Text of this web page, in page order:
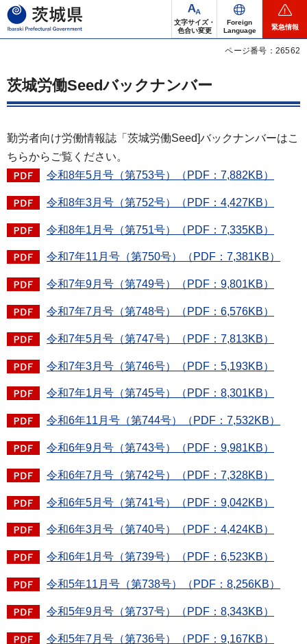
茨城県
文字サイズ・
色合い変更
Foreign
Language
緊急情報
ページ番号：26562
茨城労働Seedバックナンバー
勤労者向け労働情報誌「茨城労働Seed]バックナンバーはこ
ちらからご覧ください。
令和8年5月号（第753号）（PDF：7,882KB）
令和8年3月号（第752号）（PDF：4,427KB）
令和8年1月号（第751号）（PDF：7,335KB）
令和7年11月号（第750号）（PDF：7,381KB）
令和7年9月号（第749号）（PDF：9,801KB）
令和7年7月号（第748号）（PDF：6,576KB）
令和7年5月号（第747号）（PDF：7,813KB）
令和7年3月号（第746号）（PDF：5,193KB）
令和7年1月号（第745号）（PDF：8,301KB）
令和6年11月号（第744号）（PDF：7,532KB）
令和6年9月号（第743号）（PDF：9,981KB）
令和6年7月号（第742号）（PDF：7,328KB）
令和6年5月号（第741号）（PDF：9,042KB）
令和6年3月号（第740号）（PDF：4,424KB）
令和6年1月号（第739号）（PDF：6,523KB）
令和5年11月号（第738号）（PDF：8,256KB）
令和5年9月号（第737号）（PDF：8,343KB）
令和5年7月号（第736号）（PDF：9,167KB）